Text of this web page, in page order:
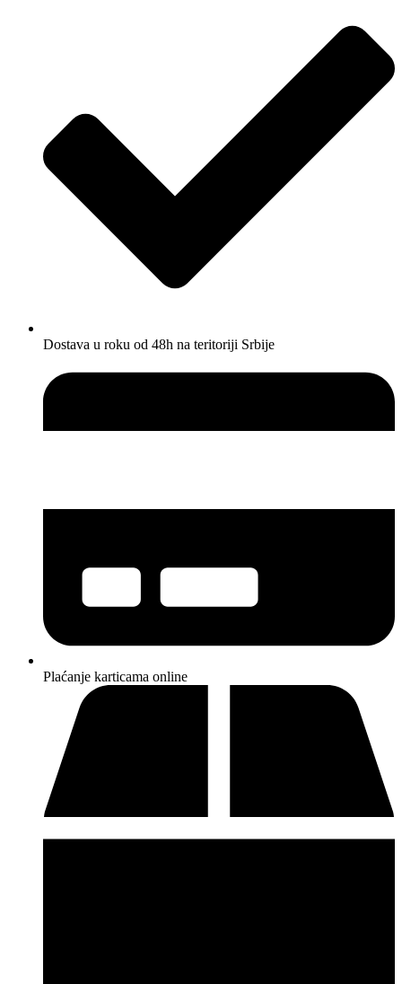
Dostava u roku od 48h na teritoriji Srbije
Plaćanje karticama online